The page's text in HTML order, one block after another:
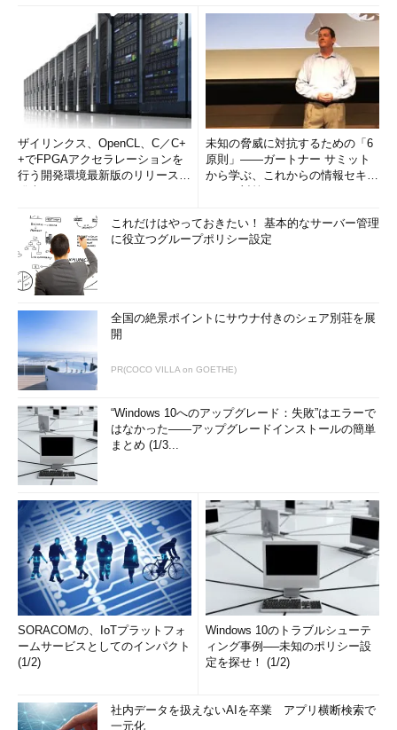
chmod 700 ＜保存先ディレクトリ＞
chmod 600 ＜保存先ファイル＞
以上で公開鍵認証の準備は完了だ。
● PuTTYから公開鍵認証でログインする
パスワード認証時と同様に、ダイアログの左側ツリーから［セッ
ション］を選んでホスト名とポート番号、接続タイプを指定す
る。
次に、左側ツリーから［接続］－［SSH］－［認証］を選び、
［認証のためのプライベートキーファイル］に秘密鍵のファイル
パスを指定し、［開く］ボタンをクリックする。
公開鍵認証時のPuTTYの設定（その1）
パスワード認証の場合と同じくサーバ（ホスト）を指定す
る。
（1）これを選択する。
（2）
接続先サーバのホスト名またはIPアドレスを入力す
る。
（4）接続先サーバのタイプ。デフォルトの「SSH」のま
ザイリンクス、OpenCL、C／C+
+でFPGAアクセラレーションを
行う開発環境最新版のリリースを
未知の脅威に対抗するための「6
原則」――ガートナー サミット
から学ぶ、これからの情報セキュ
これだけはやっておきたい！ 基本的なサーバー管理
に役立つグループポリシー設定
全国の絶景ポイントにサウナ付きのシェア別荘を展
開
PR(COCO VILLA on GOETHE)
“Windows 10へのアップグレード：失敗”はエラーで
はなかった――アップグレードインストールの簡単
まとめ (1/3...
SORACOMの、IoTプラットフォ
ームサービスとしてのインパクト
(1/2)
Windows 10のトラブルシューテ
ィング事例──未知のポリシー設
定を探せ！ (1/2)
社内データを扱えないAIを卒業 アプリ横断検索で
一元化